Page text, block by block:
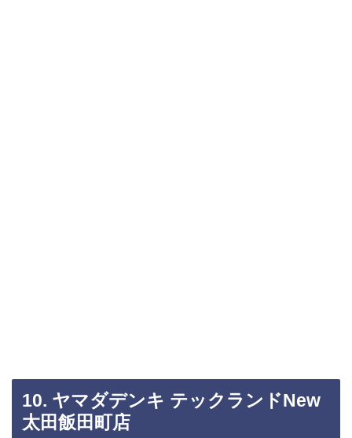
10. ヤマダデンキ テックランドNew
太田飯田町店